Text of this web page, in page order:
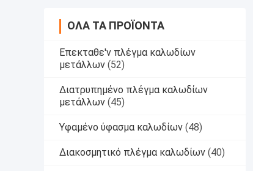
ΌΛΑ ΤΑ ΠΡΟΪΌΝΤΑ
Επεκταθε'ν πλέγμα καλωδίων
μετάλλων (52)
Διατρυπημένο πλέγμα καλωδίων
μετάλλων (45)
Υφαμένο ύφασμα καλωδίων (48)
Διακοσμητικό πλέγμα καλωδίων (40)